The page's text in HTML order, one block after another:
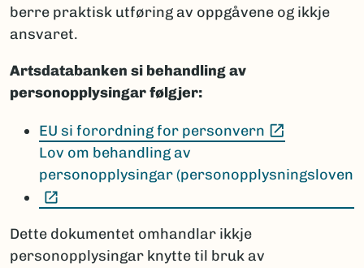
berre praktisk utføring av oppgåvene og ikkje
ansvaret.
Artsdatabanken si behandling av
personopplysingar følgjer:
EU si forordning for personvern
Lov om behandling av
personopplysingar (personopplysningsloven
Dette dokumentet omhandlar ikkje
personopplysingar knytte til bruk av